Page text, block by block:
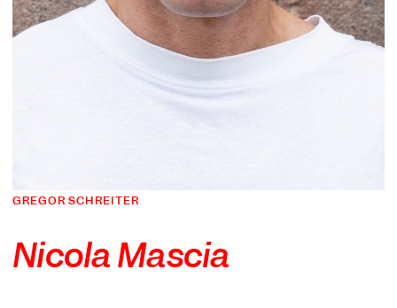
Nicola Mascia
GREGOR SCHREITER